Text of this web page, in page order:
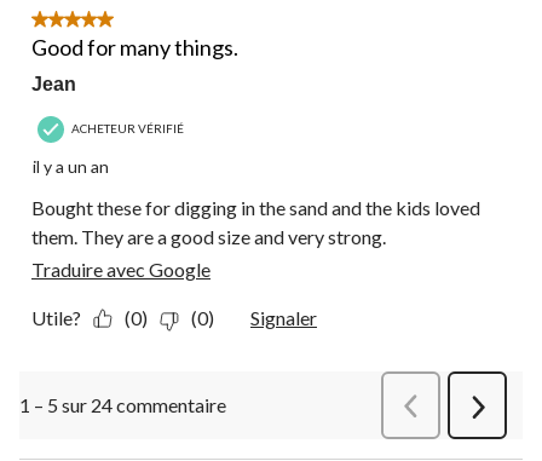
5 étoile(s) sur 5.
Good for many things.
Jean
ACHETEUR VÉRIFIÉ
il y a un an
Bought these for digging in the sand and the kids loved
them. They are a good size and very strong.
Traduire avec Google
Utile? (0) (0) Signaler
1 – 5 sur 24 commentaire
Suivant